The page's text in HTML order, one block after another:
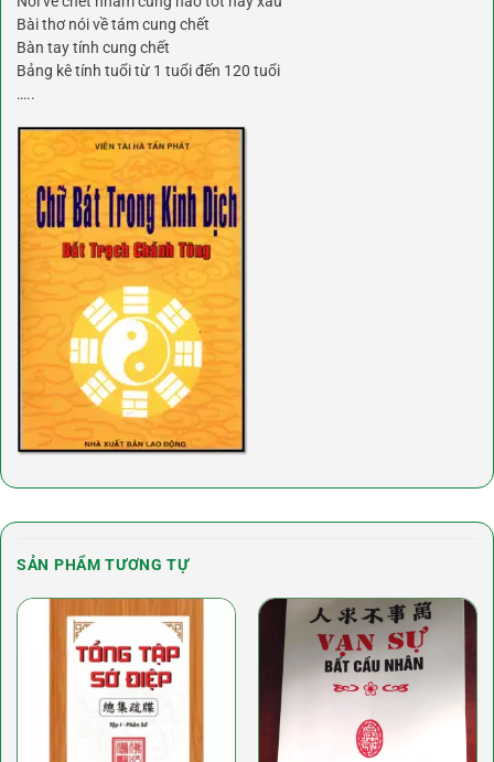
Bài thơ nói về tám cung chết
Bàn tay tính cung chết
Bảng kê tính tuổi từ 1 tuổi đến 120 tuổi
…..
SẢN PHẨM TƯƠNG TỰ